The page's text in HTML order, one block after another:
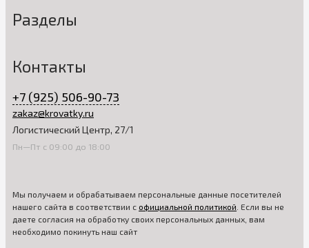
Разделы
Контакты
+7 (925) 506-90-73
zakaz@krovatky.ru
Логистический Центр, 27/1
Пн—Пт с 09:00 до 18:00
Мы получаем и обрабатываем персональные данные посетителей
нашего сайта в соответствии с официальной политикой . Если вы не
даете согласия на обработку своих персональных данных, вам
необходимо покинуть наш сайт